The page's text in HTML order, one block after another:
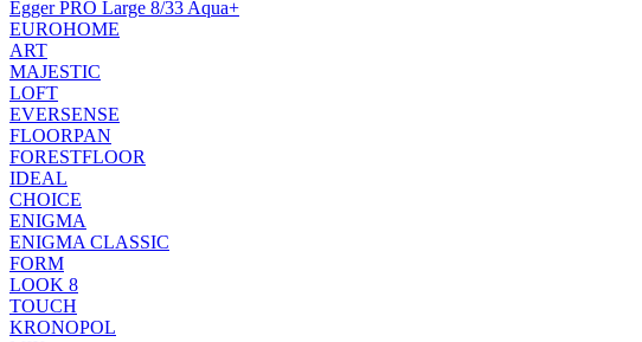
Egger PRO Large 8/33 Aqua+
EUROHOME
ART
MAJESTIC
LOFT
EVERSENSE
FLOORPAN
FORESTFLOOR
IDEAL
CHOICE
ENIGMA
ENIGMA CLASSIC
FORM
LOOK 8
TOUCH
KRONOPOL